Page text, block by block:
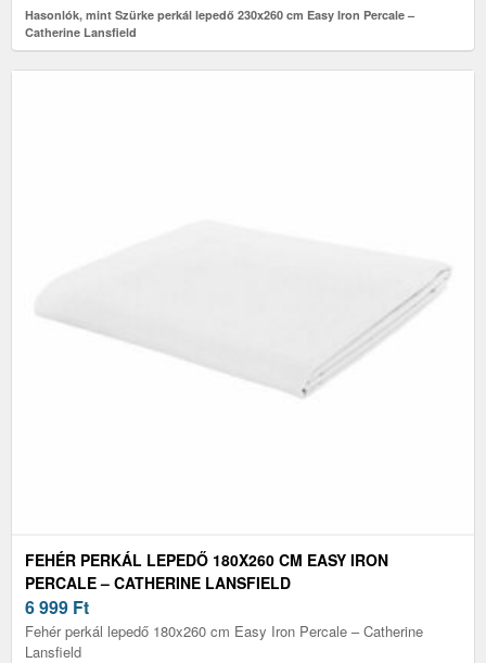
Hasonlók, mint Szürke perkál lepedő 230x260 cm Easy Iron Percale –
Catherine Lansfield
FEHÉR PERKÁL LEPEDŐ 180X260 CM EASY IRON
PERCALE – CATHERINE LANSFIELD
6 999 Ft
Fehér perkál lepedő 180x260 cm Easy Iron Percale – Catherine
Lansfield